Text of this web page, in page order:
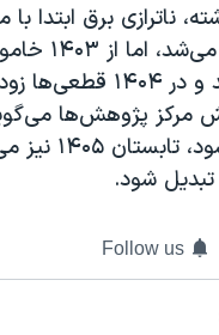
ناترازی برق ابتدا
صنایع
خانگی هم رسید و در
مرکز پژوهش‌ها
به‌موقع اجرا
شود.
Follow us